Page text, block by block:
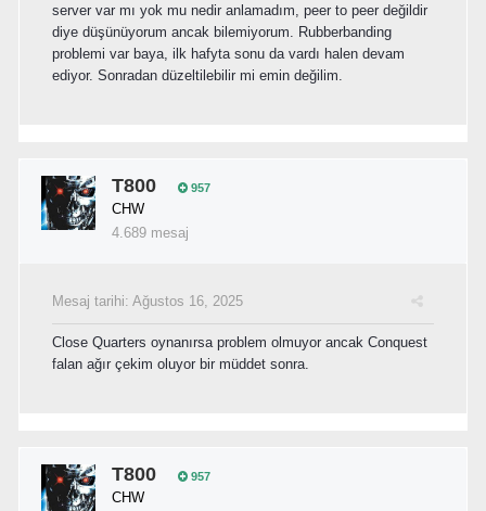
server var mı yok mu nedir anlamadım, peer to peer değildir
diye düşünüyorum ancak bilemiyorum. Rubberbanding
problemi var baya, ilk hafyta sonu da vardı halen devam
ediyor. Sonradan düzeltilebilir mi emin değilim.
T800 957
CHW
4.689 mesaj
Mesaj tarihi: Ağustos 16, 2025
Close Quarters oynanırsa problem olmuyor ancak Conquest
falan ağır çekim oluyor bir müddet sonra.
T800 957
CHW